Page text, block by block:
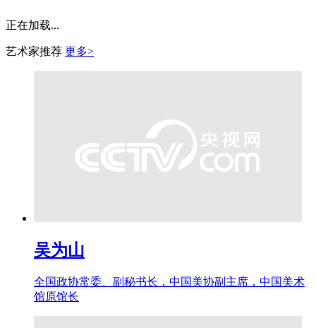
正在加载...
艺术家推荐 更多>
吴为山
全国政协常委、副秘书长，中国美协副主席，中国美术
馆原馆长